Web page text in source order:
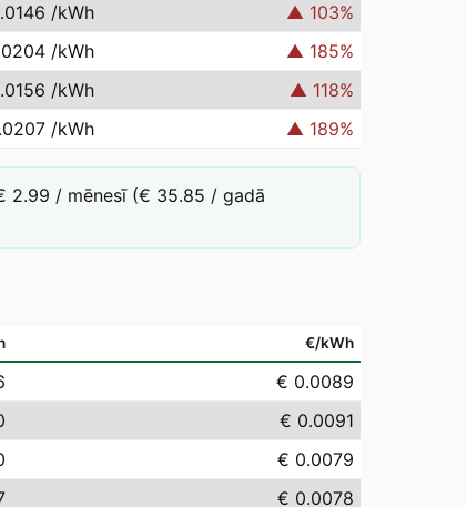
/kWh ▲ 103%
/kWh ▲ 185%
/kWh ▲ 118%
/kWh ▲ 189%
2.99 / mēnesī (€ 35.85 / gadā
€/kWh
€ 0.0089
€ 0.0091
€ 0.0079
€ 0.0078